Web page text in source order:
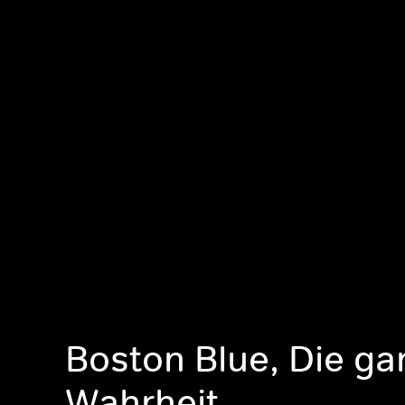
Boston Blue, Die